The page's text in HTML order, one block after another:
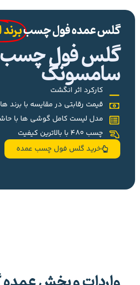
گلس عمده فول چسب
گلس فول چسب
سامسونگ
کارکرد اثر انگشت
قیمت رقابتی در مقایسه با برند
مدل لیست کامل گوشی ها با
چسب 480 با بالاترین کیفیت
خرید گلس فول چسب عمده